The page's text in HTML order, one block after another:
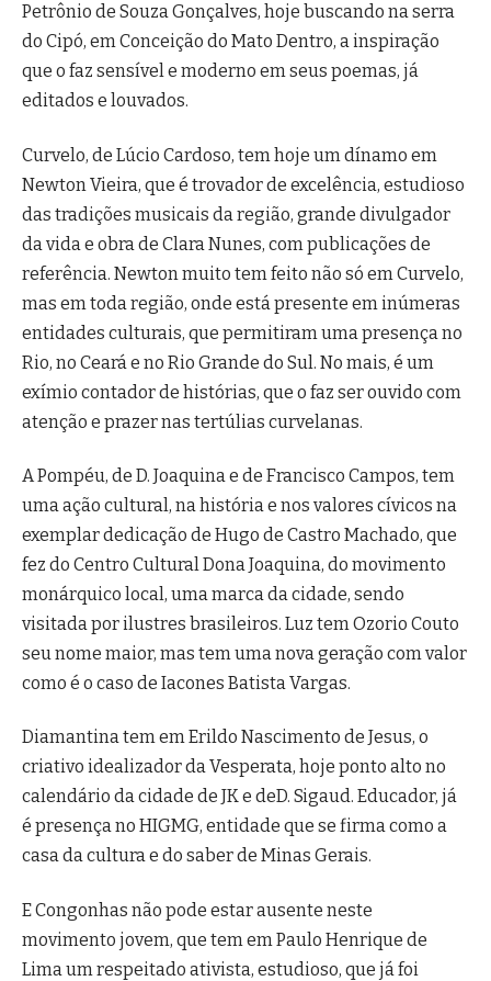
Petrônio de Souza Gonçalves, hoje buscando na serra
do Cipó, em Conceição do Mato Dentro, a inspiração
que o faz sensível e moderno em seus poemas, já
editados e louvados.
Curvelo, de Lúcio Cardoso, tem hoje um dínamo em
Newton Vieira, que é trovador de excelência, estudioso
das tradições musicais da região, grande divulgador
da vida e obra de Clara Nunes, com publicações de
referência. Newton muito tem feito não só em Curvelo,
mas em toda região, onde está presente em inúmeras
entidades culturais, que permitiram uma presença no
Rio, no Ceará e no Rio Grande do Sul. No mais, é um
exímio contador de histórias, que o faz ser ouvido com
atenção e prazer nas tertúlias curvelanas.
A Pompéu, de D. Joaquina e de Francisco Campos, tem
uma ação cultural, na história e nos valores cívicos na
exemplar dedicação de Hugo de Castro Machado, que
fez do Centro Cultural Dona Joaquina, do movimento
monárquico local, uma marca da cidade, sendo
visitada por ilustres brasileiros. Luz tem Ozorio Couto
seu nome maior, mas tem uma nova geração com valor
como é o caso de Iacones Batista Vargas.
Diamantina tem em Erildo Nascimento de Jesus, o
criativo idealizador da Vesperata, hoje ponto alto no
calendário da cidade de JK e deD. Sigaud. Educador, já
é presença no HIGMG, entidade que se firma como a
casa da cultura e do saber de Minas Gerais.
E Congonhas não pode estar ausente neste
movimento jovem, que tem em Paulo Henrique de
Lima um respeitado ativista, estudioso, que já foi